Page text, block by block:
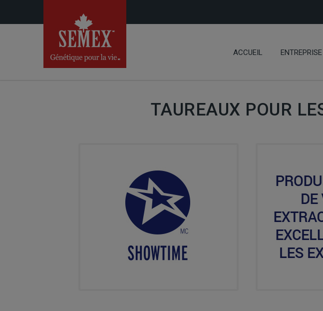
ACCUEIL ENTREPRISE
TAUREAUX POUR